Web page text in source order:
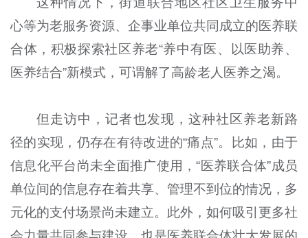
心等为老服务资源、企事业单位共同成立的医养联
合体，积极探索社区养老“养中有医、以医助养、
医养结合”新模式，可谓解了高龄老人医养之渴。
但走访中，记者也发现，这种社区养老新路
径的实现，仍存在有待改进的“痛点”。比如，由于
信息化平台尚未全面推广使用，“医养联合体”成员
单位间的信息存在着共享、管理不到位的情况，多
元化的支付场景尚未建立。此外，如何吸引更多社